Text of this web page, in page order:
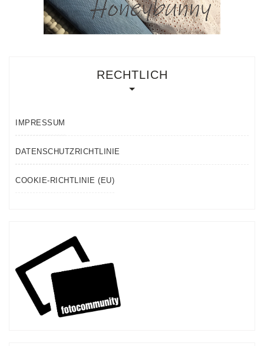
RECHTLICH
IMPRESSUM
DATENSCHUTZRICHTLINIE
COOKIE-RICHTLINIE (EU)